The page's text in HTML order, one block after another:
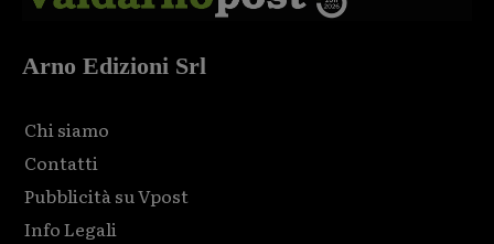
Arno Edizioni Srl
Chi siamo
Contatti
Pubblicità su Vpost
Info Legali